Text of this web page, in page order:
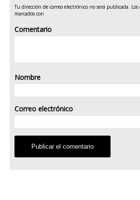
Tu dirección de correo electrónico no será publicada.
marcados con
Comentario
Nombre
Correo electrónico